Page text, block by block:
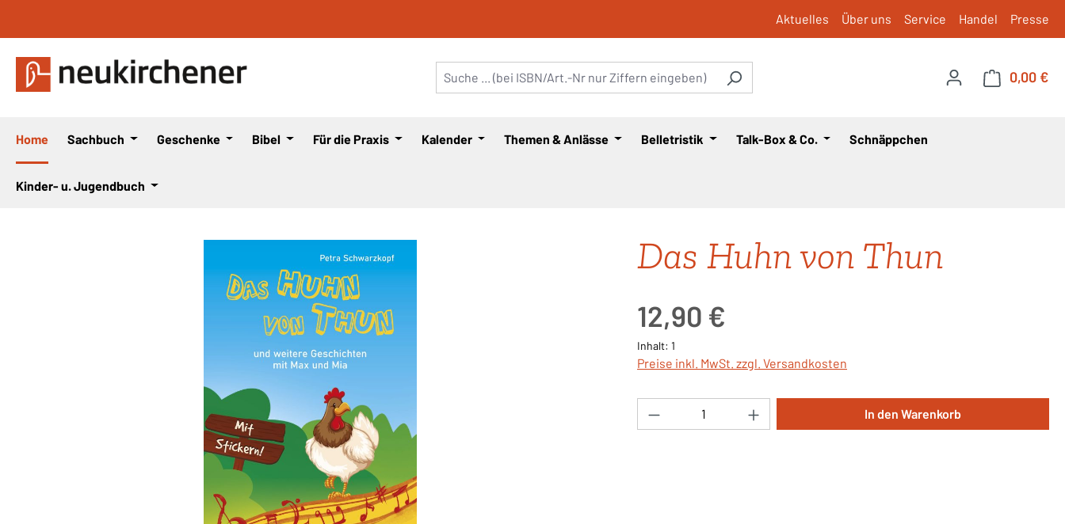
Aktuelles Über uns Service Handel Presse
0,00 €
Home Sachbuch Geschenke Bibel Für die Praxis Kalender Themen & Anlässe Belletristik Talk-Box & Co. Schnäppchen
Kinder- u. Jugendbuch
Das Huhn von Thun
12,90 €
Inhalt: 1
Preise inkl. MwSt. zzgl. Versandkosten
Produkt Anzahl: Gib den gewünschten Wert ein
In den Warenkorb